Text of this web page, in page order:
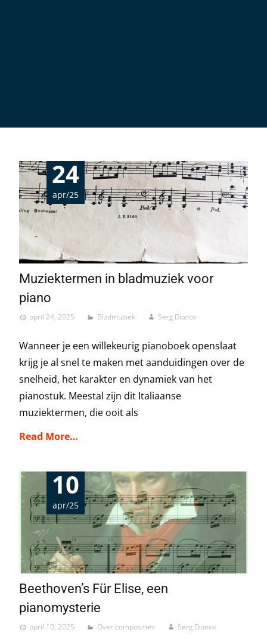
24
apr/25
Muziektermen in bladmuziek voor
piano
april 24, 2025 Bladmuziek Serg Dianov
Wanneer je een willekeurig pianoboek openslaat
krijg je al snel te maken met aanduidingen over de
snelheid, het karakter en dynamiek van het
pianostuk. Meestal zijn dit Italiaanse
muziektermen, die ooit als
Read More…
10
apr/25
Beethoven’s Für Elise, een
pianomysterie
april 10, 2025 Over composities Serg Dianov